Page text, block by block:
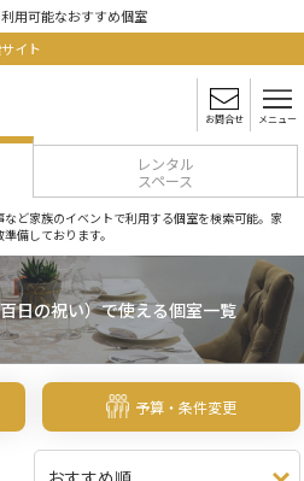
用可能なおすすめ個室
イト
お問合せ メニュー
レンタル
スペース
ど家族のイベントで利用する個室を検索可能。家
備しております。
日の祝い）で使える個室一覧
予算・条件変更